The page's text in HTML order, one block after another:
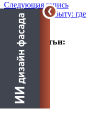
Следующая запись
Профнастил в быту:
материалов
Другие статьи: